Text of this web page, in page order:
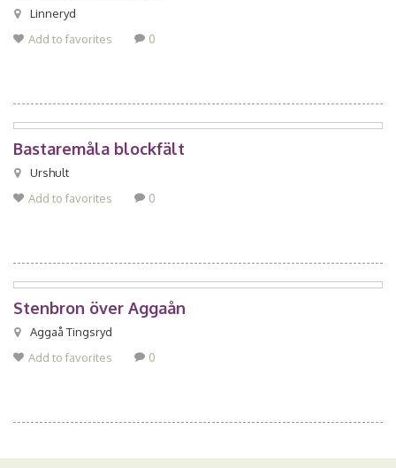
Linneryd
Add to favorites
0
Bastaremåla blockfält
Urshult
Add to favorites
0
Stenbron över Aggaån
Aggaå Tingsryd
Add to favorites
0